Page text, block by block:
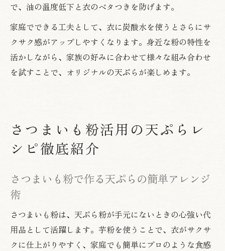
で、油の温度低下と衣のベタつきを防げます。
家庭でできる工夫として、衣に炭酸水を使うとさらにサ
クサク感がアップしやすくなります。身近な粉の特性を
活かしながら、家族の好みに合わせて様々な組み合わせ
を試すことで、オリジナルの天ぷらが楽しめます。
さつまいも粉活用の天ぷらレ
シピ徹底紹介
さつまいも粉で作る天ぷらの簡単アレンジ
術
さつまいも粉は、天ぷら粉が手元にないときの心強い代
用品として活躍します。芋粉を使うことで、衣がサクサ
クに仕上がりやすく、家庭でも簡単にプロのような食感